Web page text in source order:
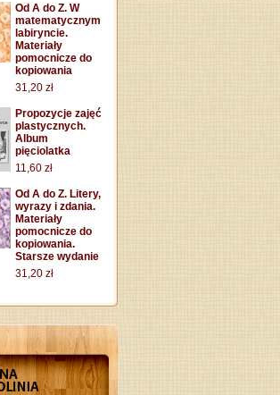
Od A do Z. W
matematycznym
labiryncie.
Materiały
pomocnicze do
kopiowania
31,20 zł
Propozycje zajęć
plastycznych.
Album
pięciolatka
11,60 zł
Od A do Z. Litery,
wyrazy i zdania.
Materiały
pomocnicze do
kopiowania.
Starsze wydanie
31,20 zł